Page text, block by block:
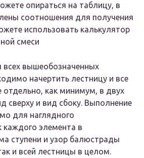
опираться на таблицу, в
соотношения для получения
использовать калькулятор
смеси
вышеобозначенных
начертить лестницу и все
как минимум, в двух
сверху и вид сбоку. Выполнение
для наглядного
каждого элемента в
ступени и узор балюстрады
и всей лестницы в целом.